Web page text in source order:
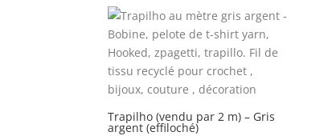
Trapilho (vendu par 2 m) – Gris
argent (effiloché)